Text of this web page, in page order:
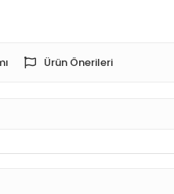
Ürün Önerileri